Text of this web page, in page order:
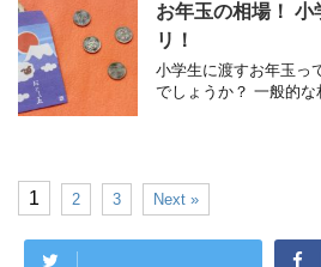
お年玉の相場！
リ！
小学生に渡すお年玉っ
でしょうか？ 一般的
1 2 3 Next »